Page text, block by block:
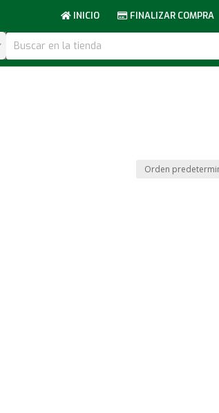
INICIO FINALIZAR COMPRA